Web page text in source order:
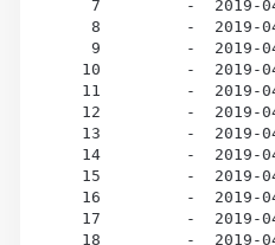
7         -
8         -
9         -
10         -  2019-
11         -
12         -
13         -
14         -
15         -
16         -
17         -
18         -